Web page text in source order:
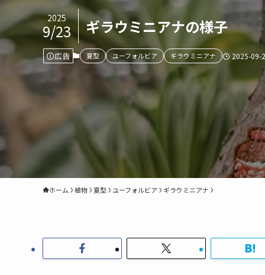
ギラウミニアナの様子
2025
9/23
広告 夏型 ユーフォルビア ギラウミニアナ 2025-09-
ホーム 植物 夏型 ユーフォルビア ギラウミニアナ